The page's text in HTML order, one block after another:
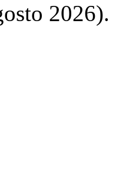
2026).